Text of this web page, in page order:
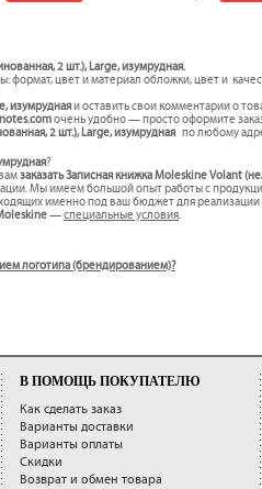
2 шт.), Large, изумрудная.
формат, цвет и материал обложки, цвет и
изумруднаяи оставить свои комментарии о
очень удобно — просто оформите
2 шт.), Large, изумрудная по любому
?
заказать Записная книжка Moleskine Volant
Мы имеем большой опыт работы с
именно под ваш бюджет для реализации
—специальные условия.
логотипа (брендированием)?
В ПОМОЩЬ ПОКУПАТЕЛЮ
Как сделать заказ
Варианты доставки
Варианты оплаты
Скидки
Возврат и обмен товара